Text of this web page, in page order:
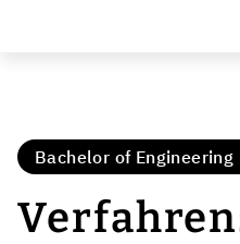
Bachelor of Engineering